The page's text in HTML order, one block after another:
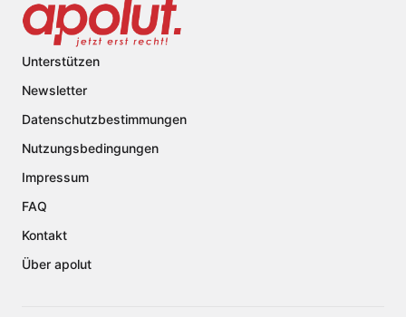
Unterstützen
Newsletter
Datenschutzbestimmungen
Nutzungsbedingungen
Impressum
FAQ
Kontakt
Über apolut